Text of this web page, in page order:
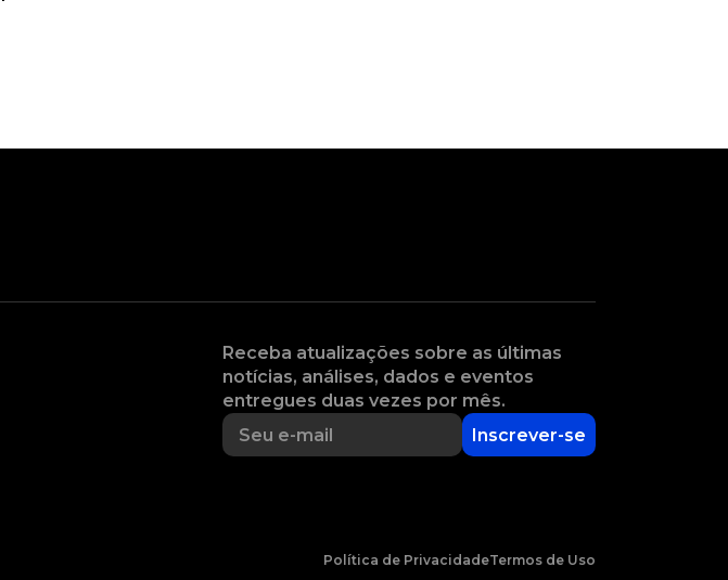
Receba atualizações sobre as últimas
notícias, análises, dados e eventos
entregues duas vezes por mês.
Inscrever-se
Política de PrivacidadeTermos de Uso